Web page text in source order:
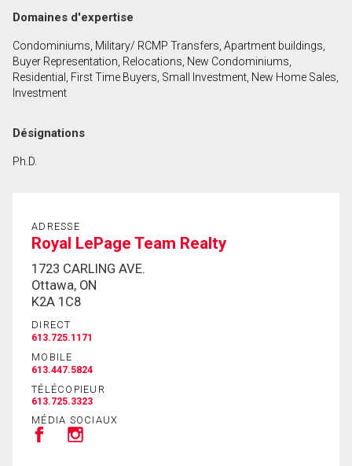
(Optionnel)
Message
En cliquant sur le bouton « soumettre », vous
consentez à nos conditions d'utilisation et vous
nous fournissez l'autorisation écrite de
communiquer avec vous.
Domaines d'expertise
Condominiums, Military/ RCMP Transfers, Apartment buildings,
Buyer Representation, Relocations, New Condominiums,
Residential, First Time Buyers, Small Investment, New Home Sales,
Investment
Désignations
Ph.D.
ADRESSE
Royal LePage Team Realty
1723 CARLING AVE.
Ottawa, ON
K2A 1C8
DIRECT
613.725.1171
MOBILE
613.447.5824
TÉLÉCOPIEUR
613.725.3323
MÉDIA SOCIAUX